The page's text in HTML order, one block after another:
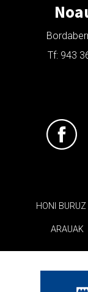
Tf: 943
HONI BURUZ
ARAUAK